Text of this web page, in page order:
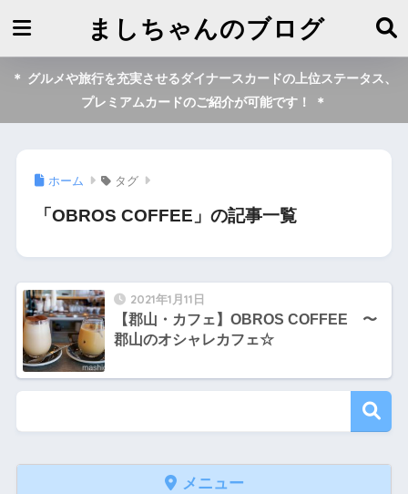
ましちゃんのブログ
＊ グルメや旅行を充実させるダイナースカードの上位ステータス、
プレミアムカードのご紹介が可能です！ ＊
ホーム タグ
「OBROS COFFEE」の記事一覧
2021年1月11日
【郡山・カフェ】OBROS COFFEE 〜
郡山のオシャレカフェ☆
メニュー